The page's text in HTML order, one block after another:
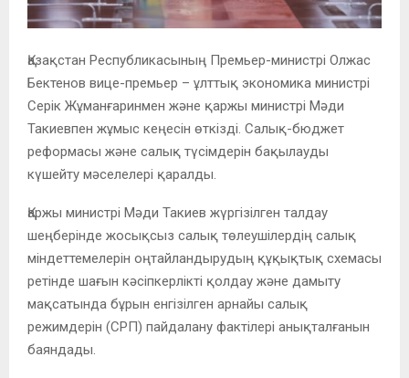
Қазақстан Республикасының Премьер-министрі Олжас
Бектенов вице-премьер – ұлттық экономика министрі
Серік Жұманғаринмен және қаржы министрі Мәди
Такиевпен жұмыс кеңесін өткізді. Салық-бюджет
реформасы және салық түсімдерін бақылауды
күшейту мәселелері қаралды.
Қаржы министрі Мәди Такиев жүргізілген талдау
шеңберінде жосықсыз салық төлеушілердің салық
міндеттемелерін оңтайландырудың құқықтық схемасы
ретінде шағын кәсіпкерлікті қолдау және дамыту
мақсатында бұрын енгізілген арнайы салық
режимдерін (СРП) пайдалану фактілері анықталғанын
баяндады.